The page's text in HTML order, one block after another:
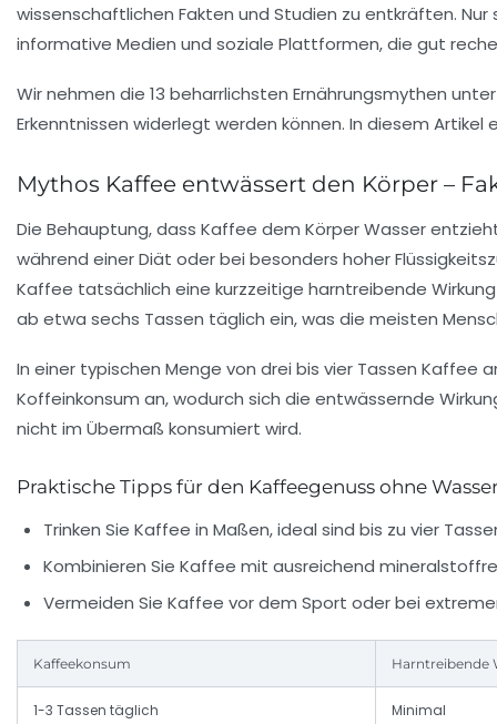
wissenschaftlichen Fakten und Studien zu entkräften.
informative Medien und soziale Plattformen, die gut
Wir nehmen die 13 beharrlichsten Ernährungsmythen
Erkenntnissen widerlegt werden können. In diesem
Mythos Kaffee entwässert den Körper –
Die Behauptung, dass Kaffee dem Körper Wasser
während einer Diät oder bei besonders hoher
Kaffee tatsächlich eine kurzzeitige harntreibende
ab etwa sechs Tassen täglich ein, was die meisten
In einer typischen Menge von drei bis vier Tassen Kaffee
Koffeinkonsum an, wodurch sich die entwässernde
nicht im Übermaß konsumiert wird.
Praktische Tipps für den Kaffeegenuss ohne
Trinken Sie Kaffee in Maßen, ideal sind bis zu vier
Kombinieren Sie Kaffee mit ausreichend
Vermeiden Sie Kaffee vor dem Sport oder bei
Kaffeekonsum Harntreibende
1-3 Tassen täglich Minimal